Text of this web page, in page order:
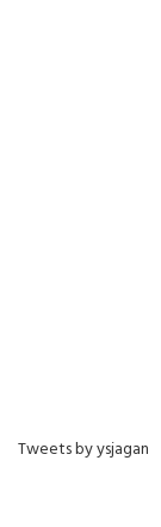
Tweets by ysjagan